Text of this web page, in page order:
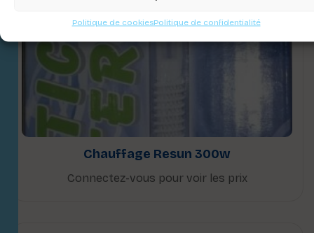
Politique de cookiesPolitique de confidentialité
Chauffage Resun 300w
Connectez-vous pour voir les prix